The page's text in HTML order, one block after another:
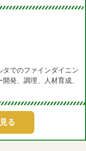
でのファインダイニン
発、調理、人材育成、
る